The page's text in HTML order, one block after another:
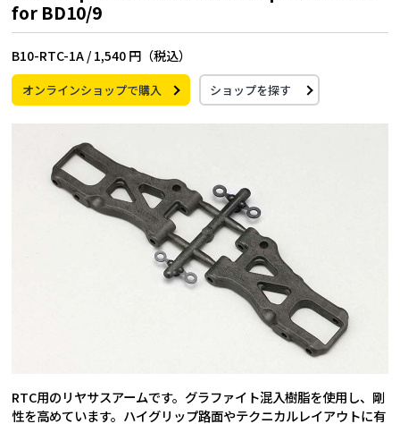
for BD10/9
B10-RTC-1A / 1,540 円（税込）
オンラインショップで購入 ショップを探す
RTC用のリヤサスアームです。グラファイト混入樹脂を使用し、剛
性を高めています。ハイグリップ路面やテクニカルレイアウトに有